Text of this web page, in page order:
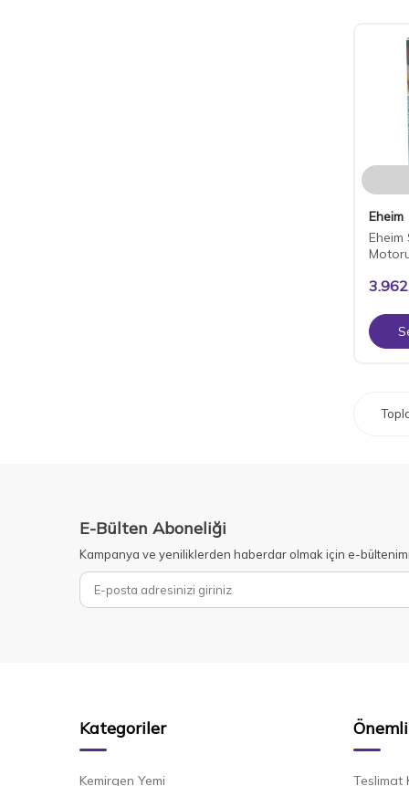
Eheim
E-Bülten Aboneliği
Kampanya ve yeniliklerden haberdar olmak için e-
Kategoriler
Kemirgen Yemi Teslimat